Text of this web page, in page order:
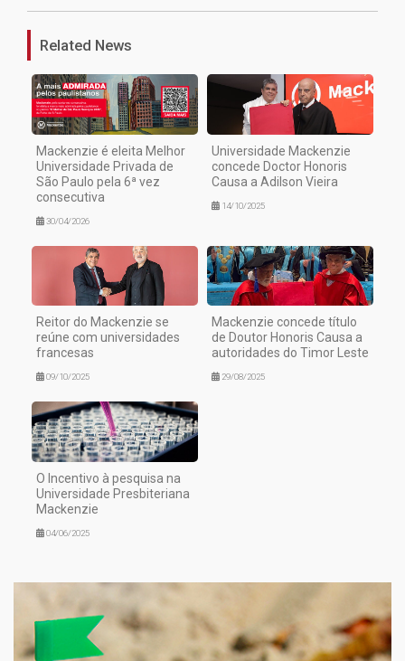
Related News
Mackenzie é eleita Melhor
Universidade Privada de
São Paulo pela 6ª vez
consecutiva
30/04/2026
Universidade Mackenzie
concede Doctor Honoris
Causa a Adilson Vieira
14/10/2025
Reitor do Mackenzie se
reúne com universidades
francesas
09/10/2025
Mackenzie concede título
de Doutor Honoris Causa a
autoridades do Timor Leste
29/08/2025
O Incentivo à pesquisa na
Universidade Presbiteriana
Mackenzie
04/06/2025